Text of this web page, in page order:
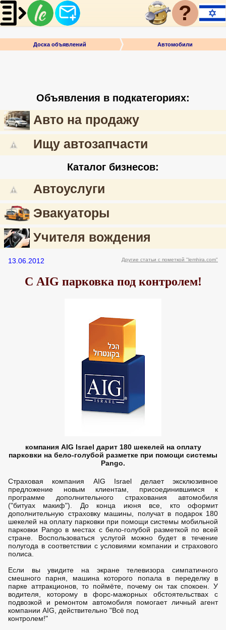
?
Доска объявлений Автомобили
Объявления в подкатегориях:
Авто на продажу
Ищу автозапчасти
Каталог бизнесов:
Автоуслуги
Эвакуаторы
Учителя вождения
13.06.2012 Другие статьи с пометкой "lemhira.com"
С АIG парковка под контролем!
компания AIG Israel дарит 180 шекелей на оплату
парковки на бело-голубой разметке при помощи системы
Pango.
Страховая компания AIG Israel делает эксклюзивное
предложение новым клиентам, присоединившимся к
программе дополнительного страхования автомобиля
("битуах макиф"). До конца июня все, кто оформит
дополнительную страховку машины, получат в подарок 180
шекелей на оплату парковки при помощи системы мобильной
парковки Pango в местах с бело-голубой разметкой по всей
стране. Воспользоваться услугой можно будет в течение
полугода в соответствии с условиями компании и страхового
полиса.
Если вы увидите на экране телевизора симпатичного
смешного парня, машина которого попала в переделку в
парке аттракционов, то поймёте, почему он так спокоен. У
водителя, которому в форс-мажорных обстоятельствах с
подвозкой и ремонтом автомобиля помогает личный агент
компании AIG, действительно "Всё под
контролем!"